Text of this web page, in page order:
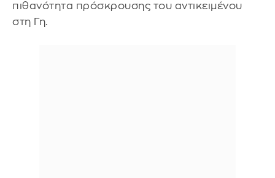
πιθανότητα πρόσκρουσης του αντικειμένου
στη Γη.